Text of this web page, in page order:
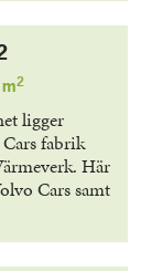
2
ligger
fabrik
Här
Cars samt